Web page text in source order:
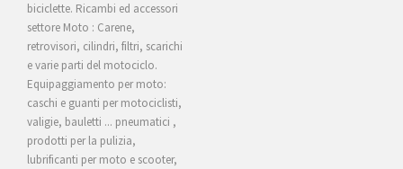
biciclette. Ricambi ed accessori
settore Moto : Carene,
retrovisori, cilindri, filtri, scarichi
e varie parti del motociclo.
Equipaggiamento per moto:
caschi e guanti per motociclisti,
valigie, bauletti ... pneumatici ,
prodotti per la pulizia,
lubrificanti per moto e scooter,